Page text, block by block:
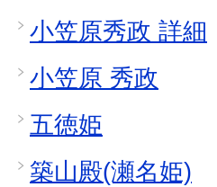
小笠原秀政 詳細
小笠原 秀政
五徳姫
築山殿(瀬名姫)